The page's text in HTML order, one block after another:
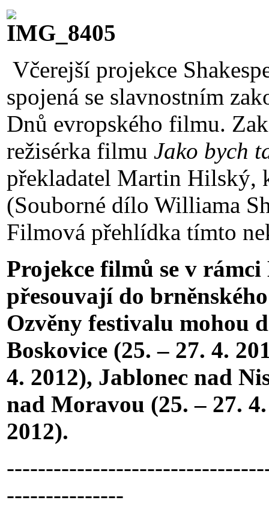
Včerejší projekce
spojená se slavnostním
Dnů evropského filmu.
režisérka filmu Jako bych
překladatel Martin Hilský,
(Souborné dílo Williama
Filmová přehlídka tímto
Projekce filmů se v
přesouvají do
Ozvěny festivalu mohou
Boskovice (25. – 27. 4.
4. 2012), Jablonec nad
nad Moravou (25. – 27.
2012).
---------------